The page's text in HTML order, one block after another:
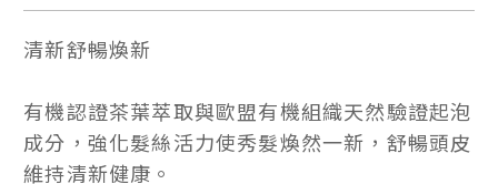
清新舒暢煥新
有機認證茶葉萃取與歐盟有機組織天然驗證起泡
成分，強化髮絲活力使秀髮煥然一新，舒暢頭皮
維持清新健康。